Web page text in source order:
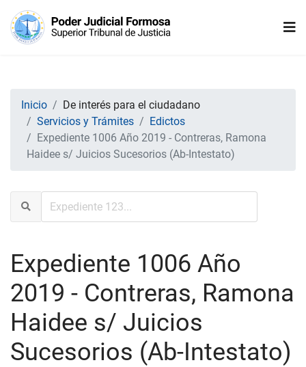
Inicio
De interés para el ciudadano
Servicios y Trámites
Edictos
Expediente 1006 Año 2019 - Contreras, Ramona
Haidee s/ Juicios Sucesorios (Ab-Intestato)
Expediente 1006 Año
2019 - Contreras, Ramona
Haidee s/ Juicios
Sucesorios (Ab-Intestato)